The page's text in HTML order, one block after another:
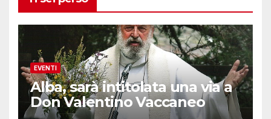
EVENTI
Alba, sarà intitolata una via a
Don Valentino Vaccaneo